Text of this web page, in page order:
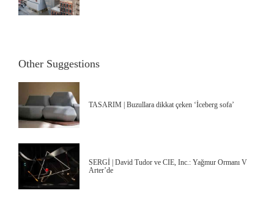
Other Suggestions
TASARIM | Buzullara dikkat çeken ‘İceberg sofa’
SERGİ | David Tudor ve CIE, Inc.: Yağmur Ormanı V
Arter’de